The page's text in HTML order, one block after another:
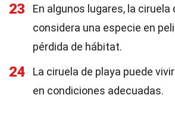
23
En algunos lugares, la ciruela
considera una especie en
pérdida de hábitat.
24
La ciruela de playa puede
en condiciones adecuadas.